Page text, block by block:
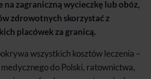
na zagraniczną wycieczkę lub obóz,
zdrowotnych skorzystać z
placówek za granicą.
wszystkich kosztów leczenia –
do Polski, ratownictwa,